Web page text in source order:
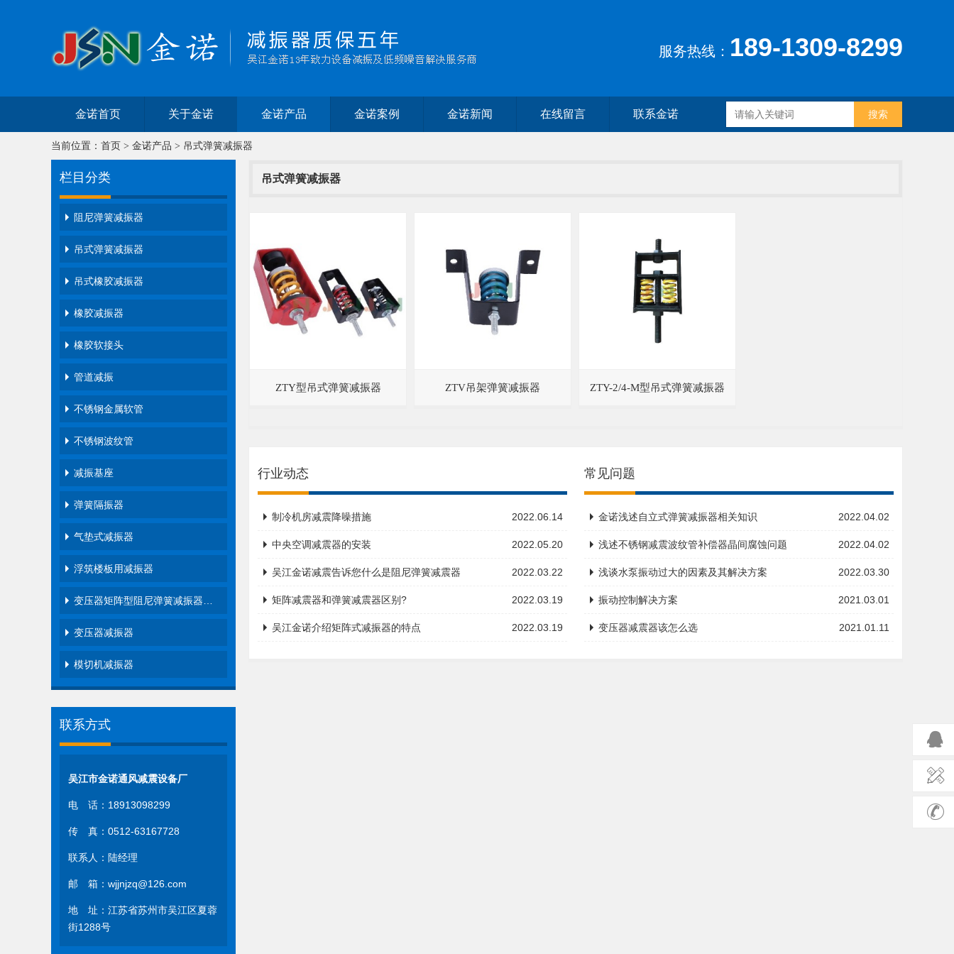
服务热线： 189-1309-8299
金诺首页 关于金诺 金诺产品 金诺案例 金诺新闻 在线留言 联系金诺
当前位置： 首页 > 金诺产品 > 吊式弹簧减振器
栏目分类
阻尼弹簧减振器
吊式弹簧减振器
吊式橡胶减振器
橡胶减振器
橡胶软接头
管道减振
不锈钢金属软管
不锈钢波纹管
减振基座
弹簧隔振器
气垫式减振器
浮筑楼板用减振器
变压器矩阵型阻尼弹簧减振器…
变压器减振器
模切机减振器
联系方式
吴江市金诺通风减震设备厂
电 话：18913098299
传 真：0512-63167728
联系人：陆经理
邮 箱：wjjnjzq@126.com
地 址：江苏省苏州市吴江区夏蓉
街1288号
吊式弹簧减振器
ZTY型吊式弹簧减振器 ZTV吊架弹簧减振器 ZTY-2/4-M型吊式弹簧减振器
行业动态
2022.06.14
制冷机房减震降噪措施
2022.05.20
中央空调减震器的安装
2022.03.22
吴江金诺减震告诉您什么是阻尼弹簧减震器
2022.03.19
矩阵减震器和弹簧减震器区别?
2022.03.19
吴江金诺介绍矩阵式减振器的特点
常见问题
2022.04.02
金诺浅述自立式弹簧减振器相关知识
2022.04.02
浅述不锈钢减震波纹管补偿器晶间腐蚀问题
2022.03.30
浅谈水泵振动过大的因素及其解决方案
2021.03.01
振动控制解决方案
2021.01.11
变压器减震器该怎么选